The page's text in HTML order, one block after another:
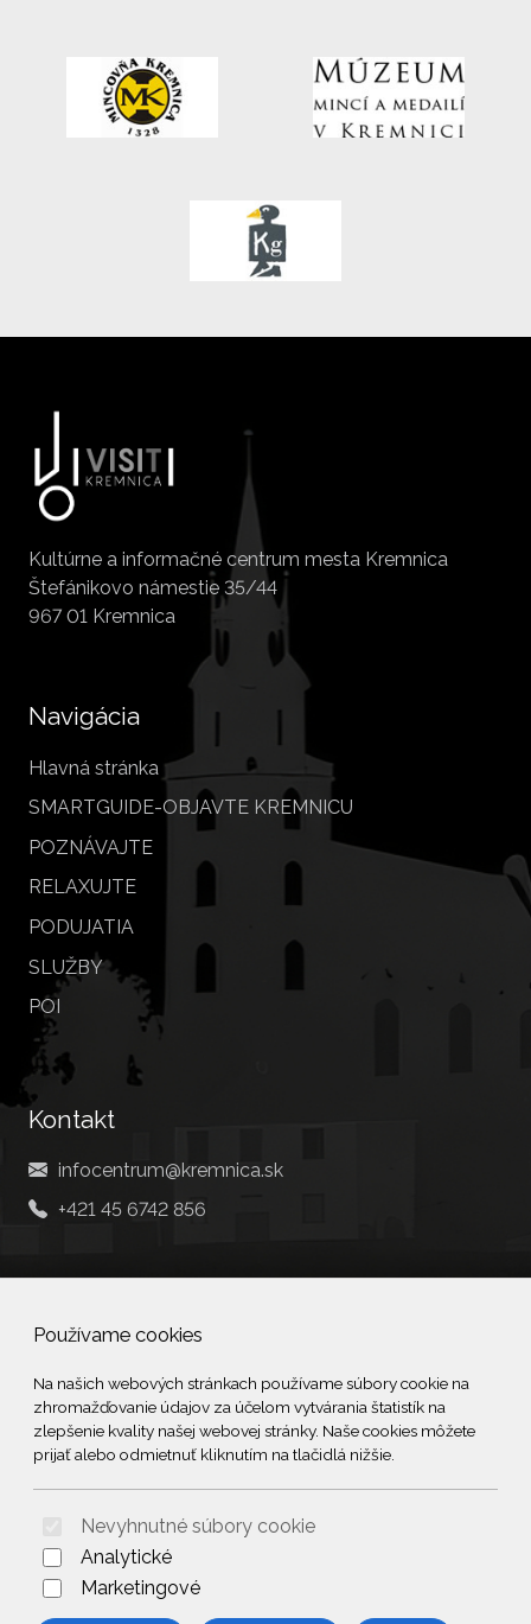
Používame cookies
Na našich webových stránkach používame súbory cookie na
zhromažďovanie údajov za účelom vytvárania štatistík na
zlepšenie kvality našej webovej stránky. Naše cookies môžete
prijať alebo odmietnuť kliknutím na tlačidlá nižšie.
Nevyhnutné súbory cookie
Analytické
Marketingové
Kultúrne a informačné centrum mesta Kremnica
Štefánikovo námestie 35/44
967 01 Kremnica
Navigácia
Hlavná stránka
SMARTGUIDE-OBJAVTE KREMNICU
POZNÁVAJTE
RELAXUJTE
PODUJATIA
SLUŽBY
POI
Kontakt
infocentrum@kremnica.sk
+421 45 6742 856
Social
Facebook
© 2026 Arrabella s.r.o., mayabella s.r.o., Všetky práva vyhradené.
Hosting: - Web: